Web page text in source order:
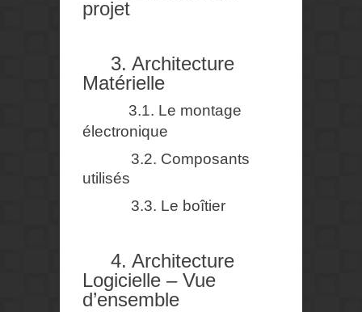
projet
3. Architecture
Matérielle
3.1. Le montage
électronique
3.2. Composants
utilisés
3.3. Le boîtier
4. Architecture
Logicielle – Vue
d’ensemble